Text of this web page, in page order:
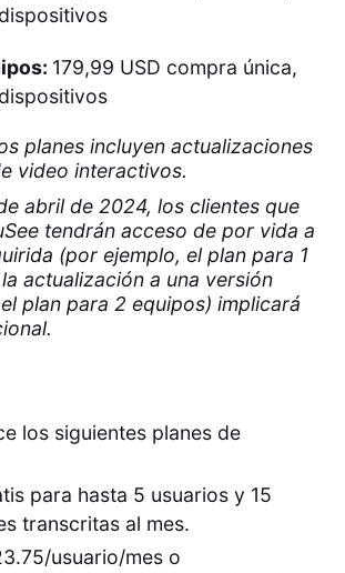
179,99 USD compra única,
planes incluyen actualizaciones
video interactivos.
abril de 2024, los clientes que
tendrán acceso de por vida a
(por ejemplo, el plan para 1
actualización a una versión
plan para 2 equipos) implicará
los siguientes planes de
para hasta 5 usuarios y 15
transcritas al mes.
usuario/mes o